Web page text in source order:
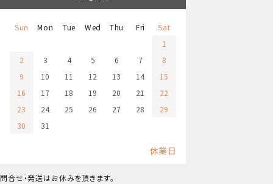
Sun Mon Tue Wed Thu Fri
Sat
1
2
3 4 5 6 7
8
9
10 11 12 13 14
15
16
17 18 19 20 21
22
23
24 25 26 27 28
29
30
31
休業日
問合せ・発送はお休みを頂きます。